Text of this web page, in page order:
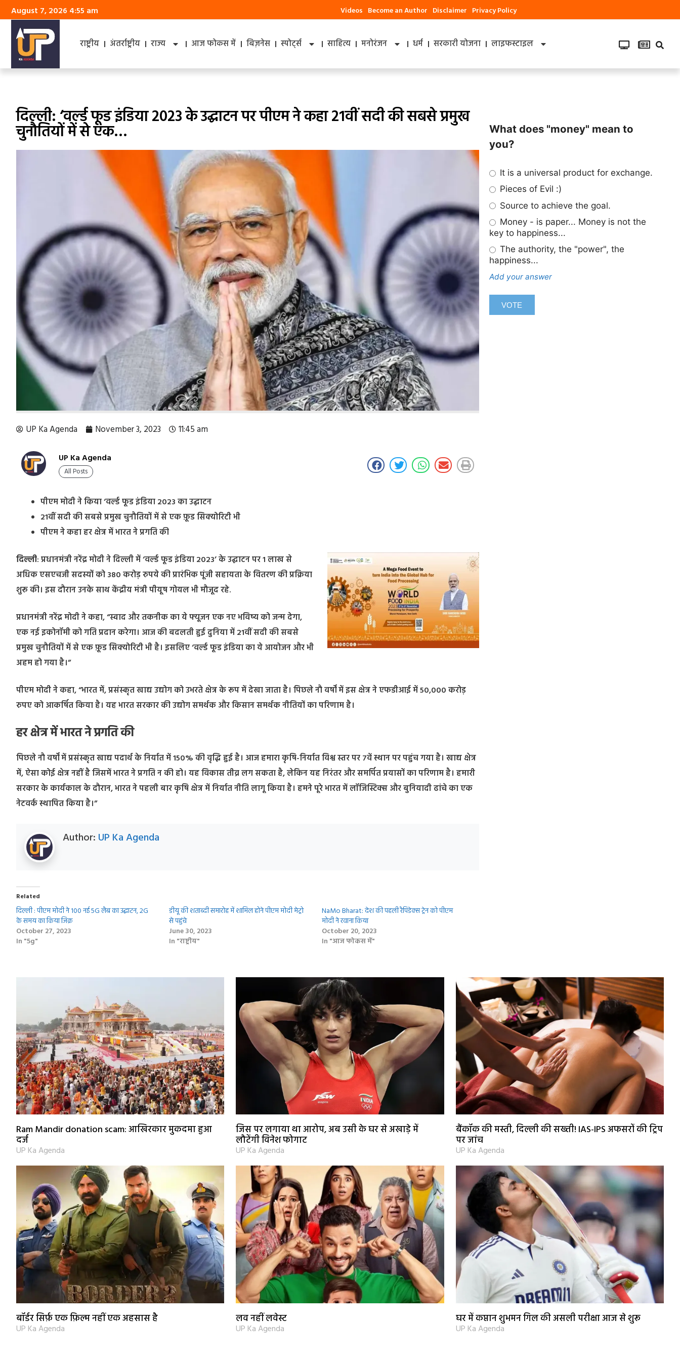
August 7, 2026 4:55 am Videos Become an Author Disclaimer Privacy Policy
राष्ट्रीय अंतर्राष्ट्रीय राज्य आज फोकस में बिज़नेस स्पोर्ट्स साहित्य मनोरंजन धर्म सरकारी योजना लाइफस्टाइल
दिल्ली: ‘वर्ल्ड फूड इंडिया 2023 के उद्घाटन पर पीएम ने कहा 21वीं सदी की सबसे प्रमुख
चुनौतियों में से एक…
UP Ka Agenda November 3, 2023 11:45 am
UP Ka Agenda
All Posts
पीएम मोदी ने किया ‘वर्ल्ड फूड इंडिया 2023 का उद्घाटन
21वीं सदी की सबसे प्रमुख चुनौतियों में से एक फ़ूड सिक्योरिटी भी
पीएम ने कहा हर क्षेत्र में भारत ने प्रगति की
दिल्ली: प्रधानमंत्री नरेंद्र मोदी ने दिल्ली में ‘वर्ल्ड फूड इंडिया 2023’ के उद्घाटन पर 1 लाख से
अधिक एसएचजी सदस्यों को 380 करोड़ रुपये की प्रारंभिक पूंजी सहायता के वितरण की प्रक्रिया
शुरू की। इस दौरान उनके साथ केंद्रीय मंत्री पीयूष गोयल भी मौजूद रहे.
प्रधानमंंत्री नरेंद्र मोदी ने कहा, “स्वाद और तकनीक का ये फ्यूजन एक नए भविष्य को जन्म देगा,
एक नई इकोनॉमी को गति प्रदान करेगा। आज की बदलती हुई दुनिया में 21वीं सदी की सबसे
प्रमुख चुनौतियों में से एक फ़ूड सिक्योरिटी भी है। इसलिए ‘वर्ल्ड फूड इंडिया का ये आयोजन और भी
अहम हो गया है।”
पीएम मोदी ने कहा, “भारत में, प्रसंस्कृत खाद्य उद्योग को उभरते क्षेत्र के रूप में देखा जाता है। पिछले नौ वर्षों में इस क्षेत्र ने एफडीआई में 50,000 करोड़
रुपए को आकर्षित किया है। यह भारत सरकार की उद्योग समर्थक और किसान समर्थक नीतियों का परिणाम है।
हर क्षेत्र में भारत ने प्रगति की
पिछले नौ वर्षों में प्रसंस्कृत खाद्य पदार्थ के निर्यात में 150% की वृद्धि हुई है। आज हमारा कृषि-निर्यात विश्व स्तर पर 7वें स्थान पर पहुंच गया है। खाद्य क्षेत्र
में, ऐसा कोई क्षेत्र नहीं है जिसमें भारत ने प्रगति न की हो। यह विकास तीव्र लग सकता है, लेकिन यह निरंतर और समर्पित प्रयासों का परिणाम है। हमारी
सरकार के कार्यकाल के दौरान, भारत ने पहली बार कृषि क्षेत्र में निर्यात नीति लागू किया है। हमने पूरे भारत में लॉजिस्टिक्स और बुनियादी ढांचे का एक
नेटवर्क स्थापित किया है।”
Author: UP Ka Agenda
Related
दिल्ली : पीएम मोदी ने 100 नई 5G लैब का उद्घाटन, 2G
के समय का किया जिक्र
October 27, 2023
In "5g"
डीयू की शताब्दी समारोह में शामिल होने पीएम मोदी मेट्रो
से पहुंचे
June 30, 2023
In "राष्ट्रीय"
NaMo Bharat: देश की पहली रैपिडेक्स ट्रेन को पीएम
मोदी ने रवाना किया
October 20, 2023
In "आज फोकस में"
What does "money" mean to
you?
It is a universal product for exchange.
Pieces of Evil :)
Source to achieve the goal.
Money - is paper... Money is not the
key to happiness...
The authority, the "power", the
happiness...
Add your answer
Ram Mandir donation scam: आखिरकार मुकदमा हुआ
दर्ज
UP Ka Agenda
जिस पर लगाया था आरोप, अब उसी के घर से अखाड़े में
लौटेंगी विनेश फोगाट
UP Ka Agenda
बैंकॉक की मस्ती, दिल्ली की सख्ती! IAS-IPS अफसरों की ट्रिप
पर जांच
UP Ka Agenda
बॉर्डर सिर्फ़ एक फ़िल्म नहीं एक अहसास है
UP Ka Agenda
लव नहीं लवेस्ट
UP Ka Agenda
घर में कप्तान शुभमन गिल की असली परीक्षा आज से शुरू
UP Ka Agenda